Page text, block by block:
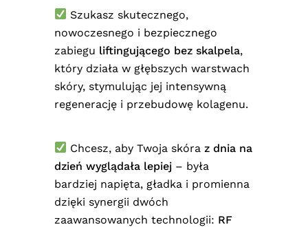
Szukasz skutecznego,
nowoczesnego i bezpiecznego
zabiegu liftingującego bez skalpela,
który działa w głębszych warstwach
skóry, stymulując jej intensywną
regenerację i przebudowę kolagenu.
Chcesz, aby Twoja skóraz dnia na
dzień wyglądała lepiej – była
bardziej napięta, gładka i promienna
dzięki synergii dwóch
zaawansowanych technologii: RF